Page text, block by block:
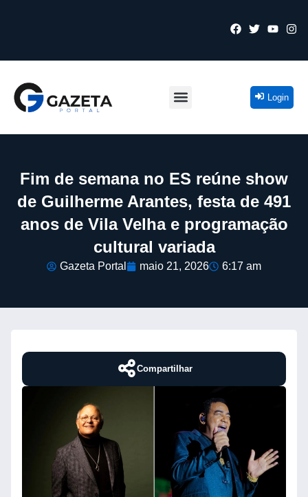
Login
Fim de semana no ES reúne show
de Guilherme Arantes, festa de 491
anos de Vila Velha e programação
cultural variada
Gazeta Portal maio 21, 2026 6:17 am
Compartilhar